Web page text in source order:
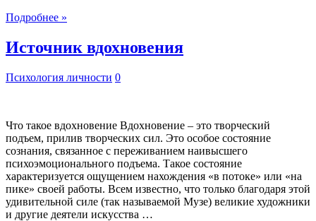
Подробнее »
Источник вдохновения
Психология личности 0
Что такое вдохновение Вдохновение – это творческий
подъем, прилив творческих сил. Это особое состояние
сознания, связанное с переживанием наивысшего
психоэмоционального подъема. Такое состояние
характеризуется ощущением нахождения «в потоке» или «на
пике» своей работы. Всем известно, что только благодаря этой
удивительной силе (так называемой Музе) великие художники
и другие деятели искусства …